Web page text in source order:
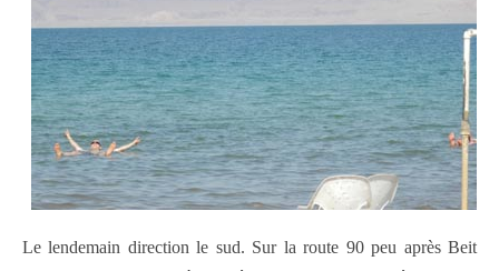
Le lendemain direction le sud. Sur la route 90 peu après Beit